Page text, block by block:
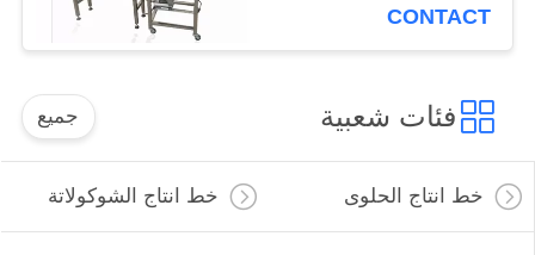
CONTACT
فئات شعبية جميع
خط انتاج الحلوى خط انتاج الشوكولاتة